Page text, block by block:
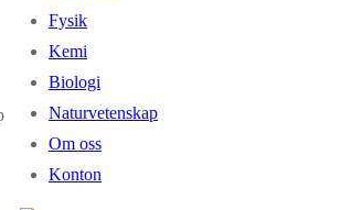
Fysik
Kemi
Biologi
Naturvetenskap
Om oss
Konton